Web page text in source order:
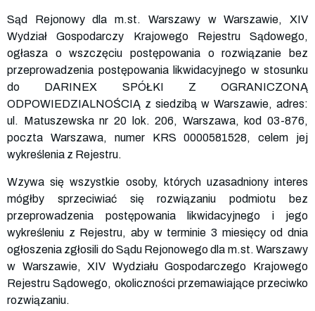
Sąd Rejonowy dla m.st. Warszawy w Warszawie, XIV
Wydział Gospodarczy Krajowego Rejestru Sądowego,
ogłasza o wszczęciu postępowania o rozwiązanie bez
przeprowadzenia postępowania likwidacyjnego w stosunku
do DARINEX SPÓŁKI Z OGRANICZONĄ
ODPOWIEDZIALNOŚCIĄ z siedzibą w Warszawie, adres:
ul. Matuszewska nr 20 lok. 206, Warszawa, kod 03-876,
poczta Warszawa, numer KRS0000581528, celem jej
wykreślenia z Rejestru.
Wzywa się wszystkie osoby, których uzasadniony interes
mógłby sprzeciwiać się rozwiązaniu podmiotu bez
przeprowadzenia postępowania likwidacyjnego i jego
wykreśleniu z Rejestru, aby w terminie 3 miesięcy od dnia
ogłoszenia zgłosili do Sądu Rejonowego dla m.st. Warszawy
w Warszawie, XIV Wydziału Gospodarczego Krajowego
Rejestru Sądowego, okoliczności przemawiające przeciwko
rozwiązaniu.